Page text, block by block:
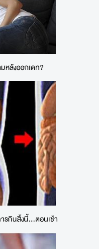
หลังออกเดท?
รกินสิ้งนี้...ตอนเช้า